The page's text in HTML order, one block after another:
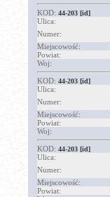
KOD: 44-203 [id]
Ulica:
Numer:
Miejscowość:
Powiat:
Woj:
KOD: 44-203 [id]
Ulica:
Numer:
Miejscowość:
Powiat:
Woj:
KOD: 44-203 [id]
Ulica:
Numer:
Miejscowość:
Powiat: